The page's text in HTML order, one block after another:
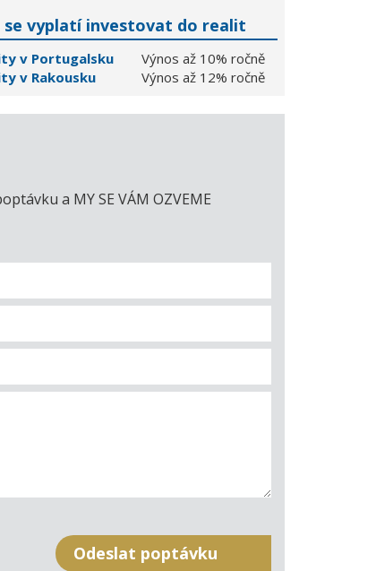
se vyplatí investovat do realit
v Portugalsku
Výnos až 10% ročně
v Rakousku
Výnos až 12% ročně
a MY SE VÁM OZVEME